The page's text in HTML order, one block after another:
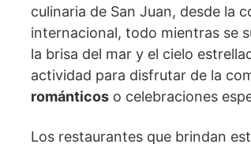
culinaria de San Juan, desde la
internacional, todo mientras se
la brisa del mar y el cielo
actividad para disfrutar de la
románticos o celebraciones
Los restaurantes que brindan